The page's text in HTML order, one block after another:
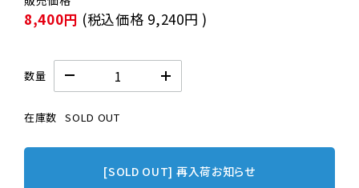
8,400円 (税込価格 9,240円 )
数量
在庫数 SOLD OUT
[SOLD OUT] 再入荷お知らせ